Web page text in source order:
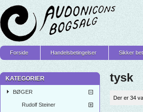
Forside Handelsbetingelser Sikker
KATEGORIER
BØGER
Rudolf Steiner
tysk
Der er 34